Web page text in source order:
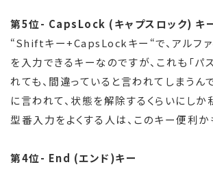
第5位- CapsLock (キャプスロック) キ
“Shiftキー+CapsLockキー“で、アルファ
を入力できるキーなのですが、これも「パ
れても、間違っていると言われてしまうん
に言われて、状態を解除するくらいにしか
型番入力をよくする人は、このキー便利か
第4位- End (エンド)キー